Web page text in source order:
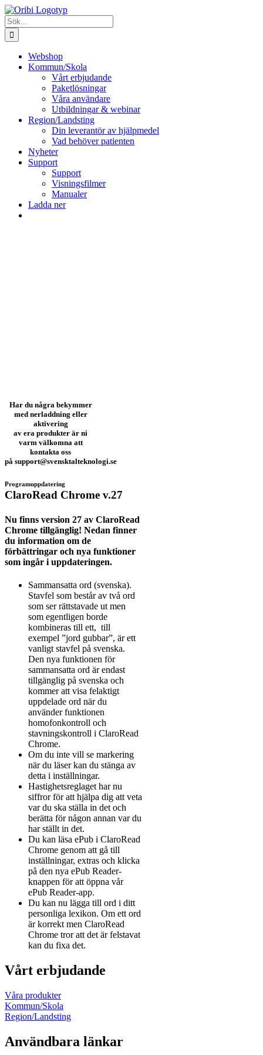
Fortsätt
till
innehållet
Sök
efter:
Webshop
Kommun/Skola
Vårt erbjudande
Paketlösningar
Våra användare
Utbildningar & webinar
Region/Landsting
Din leverantör av hjälpmedel
Vad behöver patienten
Nyheter
Support
Support
Visningsfilmer
Manualer
Ladda ner
Har du några bekymmer
med nerladdning eller
aktivering
av era produkter är ni
varm välkomna att
kontakta oss
på support@svensktalteknologi.se
Programuppdatering
ClaroRead Chrome v.27
Nu finns version 27 av ClaroRead
Chrome tillgänglig! Nedan finner
du information om de
förbättringar och nya funktioner
som ingår i uppdateringen.
Sammansatta ord (svenska).
Stavfel som består av två ord
som ser rättstavade ut men
som egentligen borde
kombineras till ett, till
exempel ”jord gubbar”, är ett
vanligt stavfel på svenska.
Den nya funktionen för
sammansatta ord är endast
tillgänglig på svenska och
kommer att visa felaktigt
uppdelade ord när du
använder funktionen
homofonkontroll och
stavningskontroll i ClaroRead
Chrome.
Om du inte vill se markering
när du läser kan du stänga av
detta i inställningar.
Hastighetsreglaget har nu
siffror för att hjälpa dig att veta
var du ska ställa in det och
berätta för någon annan var du
har ställt in det.
Du kan läsa ePub i ClaroRead
Chrome genom att gå till
inställningar, extras och klicka
på den nya ePub Reader-
knappen för att öppna vår
ePub Reader-app.
Du kan nu lägga till ord i ditt
personliga lexikon. Om ett ord
är korrekt men ClaroRead
Chrome tror att det är felstavat
kan du fixa det.
Vårt erbjudande
Våra produkter
Kommun/Skola
Region/Landsting
Användbara länkar